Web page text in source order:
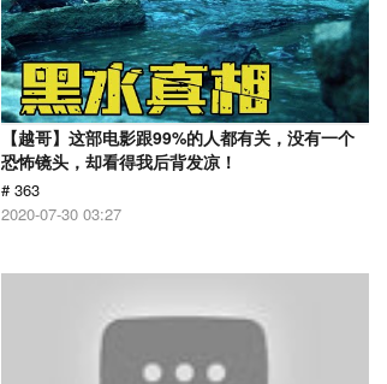
【越哥】这部电影跟99%的人都有关，没有一个
恐怖镜头，却看得我后背发凉！
# 363
2020-07-30 03:27